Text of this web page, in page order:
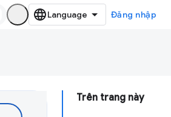
Đăng nhập
Trên trang này